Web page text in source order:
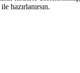
hazırlanırsın.